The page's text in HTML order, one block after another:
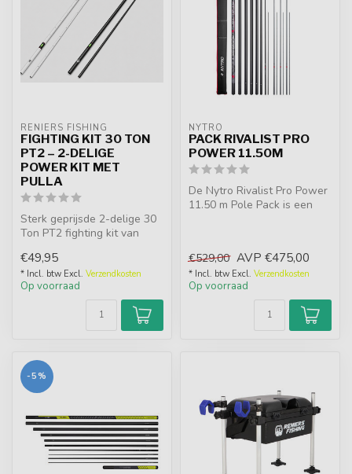
RENIERS FISHING
FIGHTING KIT 30 TON
PT2 – 2-DELIGE
POWER KIT MET
PULLA
Sterk geprijsde 2-delige 30
Ton PT2 fighting kit van
€49,95
* Incl. btw Excl. Verzendkosten
Op voorraad
NYTRO
PACK RIVALIST PRO
POWER 11.50M
De Nytro Rivalist Pro Power
11.50 m Pole Pack is een
€529,00 AVP €475,00
* Incl. btw Excl. Verzendkosten
Op voorraad
-5%